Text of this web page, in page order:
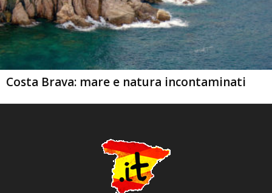
Costa Brava: mare e natura incontaminati